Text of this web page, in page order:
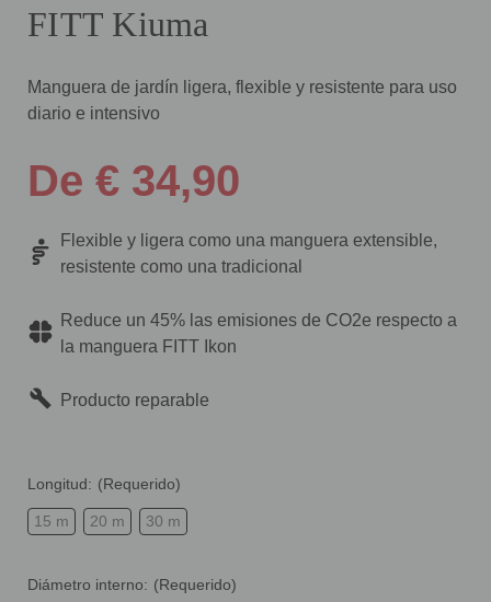
FITT Kiuma
Manguera de jardín ligera, flexible y resistente para uso
diario e intensivo
De € 34,90
Flexible y ligera como una manguera extensible,
resistente como una tradicional
Reduce un 45% las emisiones de CO2e respecto a
la manguera FITT Ikon
Producto reparable
Longitud: (Requerido)
15 m 20 m 30 m
Diámetro interno: (Requerido)